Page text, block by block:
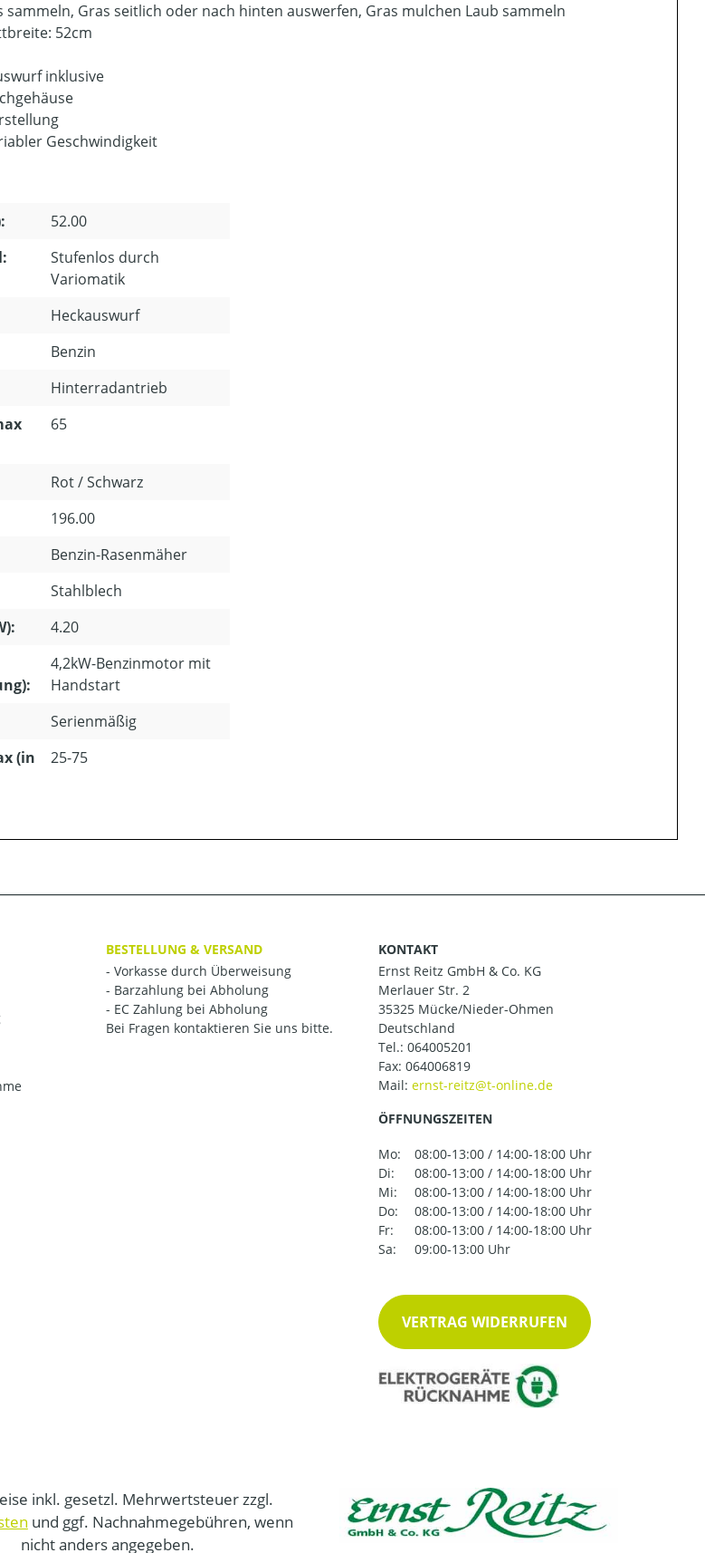
sammeln, Gras seitlich oder nach hinten auswerfen, Gras mulchen Laub sammeln
52cm
inklusive
Geschwindigkeit
52.00
Stufenlos durch
Variomatik
Heckauswurf
Benzin
Hinterradantrieb
65
Rot / Schwarz
196.00
Benzin-Rasenmäher
Stahlblech
4.20
4,2kW-Benzinmotor mit
Handstart
Serienmäßig
(in
25-75
BESTELLUNG & VERSAND
- Vorkasse durch Überweisung
- Barzahlung bei Abholung
- EC Zahlung bei Abholung
Bei Fragen kontaktieren Sie uns bitte.
KONTAKT
Ernst Reitz GmbH & Co. KG
Merlauer Str. 2
35325 Mücke/Nieder-Ohmen
Deutschland
Tel.: 064005201
Fax: 064006819
Mail:
ÖFFNUNGSZEITEN
Mo:
08:00-13:00 / 14:00-18:00 Uhr
Di:
08:00-13:00 / 14:00-18:00 Uhr
Mi:
08:00-13:00 / 14:00-18:00 Uhr
Do:
08:00-13:00 / 14:00-18:00 Uhr
Fr:
08:00-13:00 / 14:00-18:00 Uhr
Sa:
09:00-13:00 Uhr
VERTRAG WIDERRUFEN
inkl. gesetzl. Mehrwertsteuer zzgl.
und ggf. Nachnahmegebühren, wenn
nicht anders angegeben.